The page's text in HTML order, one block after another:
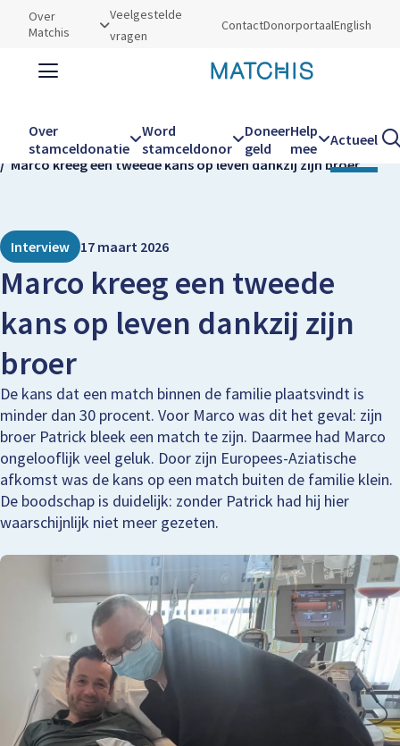
Utilities
Over
Matchis
Veelgestelde
vragen
ContactDonorportaalEnglish
Hoofdnavigatie
Over
stamceldonatie
Word
stamceldonor
Doneer
geld
Help
mee
Actueel
Kruimelpad
Home
Actueel
Marco kreeg een tweede kans op leven dankzij zijn broer
Interview 17 maart 2026
Marco kreeg een tweede
kans op leven dankzij zijn
broer
De kans dat een match binnen de familie plaatsvindt is
minder dan 30 procent. Voor Marco was dit het geval: zijn
broer Patrick bleek een match te zijn. Daarmee had Marco
ongelooflijk veel geluk. Door zijn Europees-Aziatische
afkomst was de kans op een match buiten de familie klein.
De boodschap is duidelijk: zonder Patrick had hij hier
waarschijnlijk niet meer gezeten.